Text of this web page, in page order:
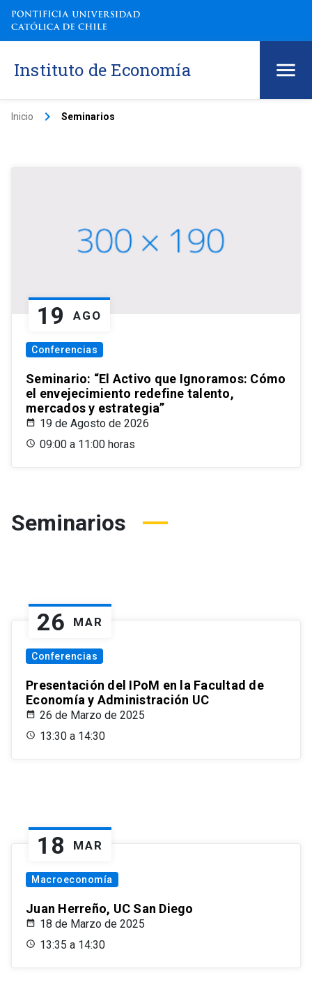
Instituto de Economía
Inicio keyboard_arrow_right Seminarios
19 AGO
Conferencias
Seminario: “El Activo que Ignoramos: Cómo
el envejecimiento redefine talento,
mercados y estrategia”
19 de Agosto de 2026
09:00 a 11:00 horas
Seminarios
26 MAR
Conferencias
Presentación del IPoM en la Facultad de
Economía y Administración UC
26 de Marzo de 2025
13:30 a 14:30
18 MAR
Macroeconomía
Juan Herreño, UC San Diego
18 de Marzo de 2025
13:35 a 14:30